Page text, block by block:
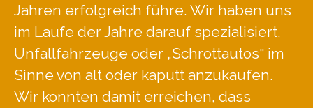
Jahren erfolgreich führe. Wir haben uns
im Laufe der Jahre darauf spezialisiert,
Unfallfahrzeuge oder „Schrottautos“ im
Sinne von alt oder kaputt anzukaufen.
Wir konnten damit erreichen, dass